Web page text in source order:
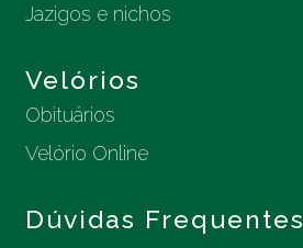
Jazigos e nichos
Velórios
Obituários
Velório Online
Dúvidas Frequentes